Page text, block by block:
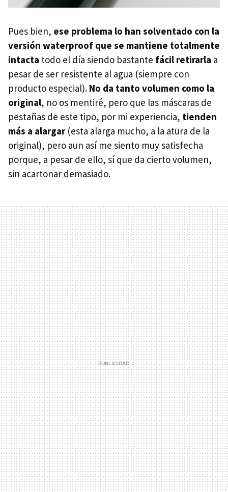
Pues bien, ese problema lo han solventado con la
versión waterproof que se mantiene totalmente
intacta todo el día siendo bastante fácil retirarla a
pesar de ser resistente al agua (siempre con
producto especial). No da tanto volumen como la
original, no os mentiré, pero que las máscaras de
pestañas de este tipo, por mi experiencia, tienden
más a alargar(esta alarga mucho, a la atura de la
original), pero aun así me siento muy satisfecha
porque, a pesar de ello, sí que da cierto volumen,
sin acartonar demasiado.